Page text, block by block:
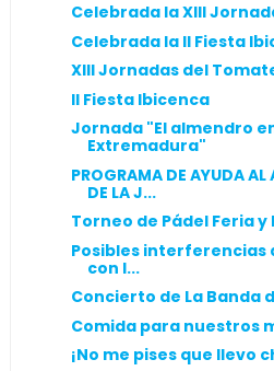
Celebrada la XIII
Celebrada la II Fiesta
XIII Jornadas del
II Fiesta Ibicenca
Jornada "El almendro
Extremadura"
PROGRAMA DE AYUDA AL
DE LA J...
Torneo de Pádel Feria y
Posibles interferencias
con l...
Concierto de La Banda
Comida para nuestros
¡No me pises que llevo